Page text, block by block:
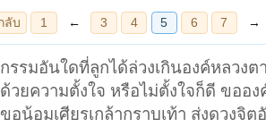
กรรมอันใดที่ลูกได้ล่วงเกินองค์หลวงต
ด้วยความตั้งใจ หรือไม่ตั้งใจก็ดี ขออ
ขอน้อมเศียรเกล้ากราบเท้า ส่งดวงจิ